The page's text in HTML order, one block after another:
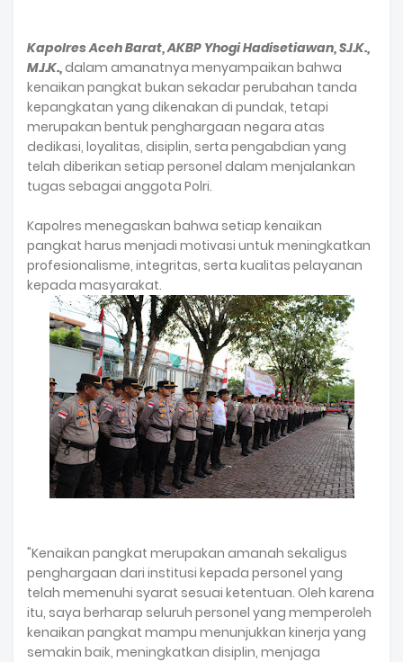
Kapolres Aceh Barat, AKBP Yhogi Hadisetiawan, S.I.K.,
M.I.K.,dalam amanatnya menyampaikan bahwa
kenaikan pangkat bukan sekadar perubahan tanda
kepangkatan yang dikenakan di pundak, tetapi
merupakan bentuk penghargaan negara atas
dedikasi, loyalitas, disiplin, serta pengabdian yang
telah diberikan setiap personel dalam menjalankan
tugas sebagai anggota Polri.
Kapolres menegaskan bahwa setiap kenaikan
pangkat harus menjadi motivasi untuk meningkatkan
profesionalisme, integritas, serta kualitas pelayanan
kepada masyarakat.
"Kenaikan pangkat merupakan amanah sekaligus
penghargaan dari institusi kepada personel yang
telah memenuhi syarat sesuai ketentuan. Oleh karena
itu, saya berharap seluruh personel yang memperoleh
kenaikan pangkat mampu menunjukkan kinerja yang
semakin baik, meningkatkan disiplin, menjaga